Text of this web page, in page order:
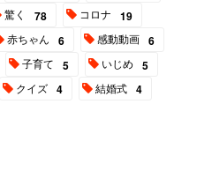
驚く 78 コロナ 19
赤ちゃん 6 感動動画 6
子育て 5 いじめ 5
クイズ 4 結婚式 4